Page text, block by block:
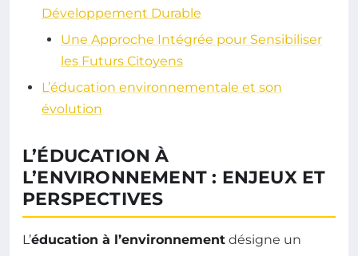
Développement Durable
Une Approche Intégrée pour Sensibiliser
les Futurs Citoyens
L’éducation environnementale et son
évolution
L’ÉDUCATION À
L’ENVIRONNEMENT : ENJEUX ET
PERSPECTIVES
L’éducation à l’environnement désigne un